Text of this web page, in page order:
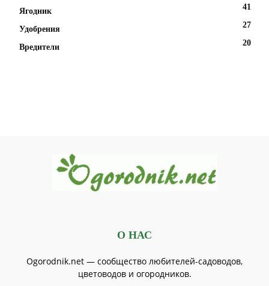
Ягодник 41
Удобрения 27
Вредители 20
О НАС
Ogorodnik.net — сообщество любителей-садоводов,
цветоводов и огородников.